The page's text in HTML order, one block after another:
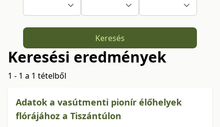
Keresés
Keresési eredmények
1 - 1 a 1 tételből
Adatok a vasútmenti pionír élőhelyek
flórájához a Tiszántúlon